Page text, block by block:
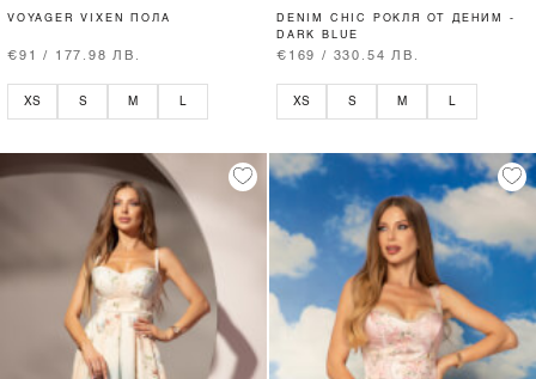
VOYAGER VIXEN ПОЛА
€91 / 177.98 ЛВ.
XS S M
DENIM CHIC РОКЛЯ ОТ ДЕНИМ -
DARK BLUE
€169 / 330.54 ЛВ.
XS S M